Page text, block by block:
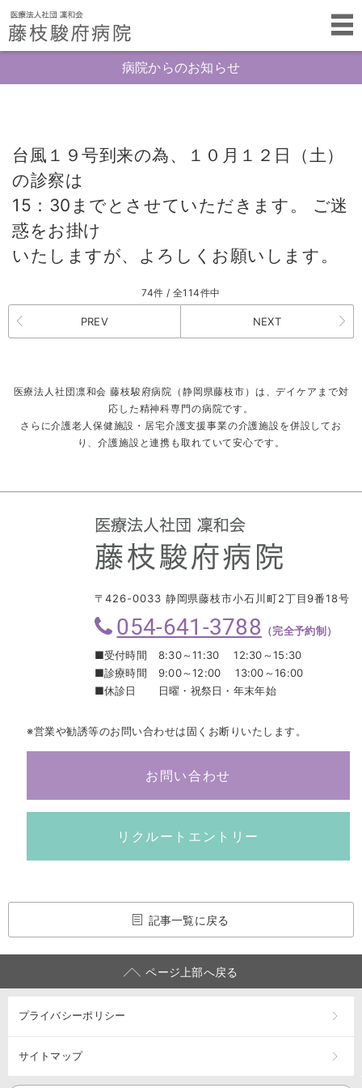
病院からのお知らせ
台風１９号到来の為、１０月１２日（土）
の診察は
15：30までとさせていただきます。 ご迷
惑をお掛け
いたしますが、よろしくお願いします。
74件 / 全114件中
PREV NEXT
医療法人社団凛和会 藤枝駿府病院（静岡県藤枝市）は、デイケアまで対
応した精神科専門の病院です。
さらに介護老人保健施設・居宅介護支援事業の介護施設を併設してお
り、介護施設と連携も取れていて安心です。
〒426-0033 静岡県藤枝市小石川町2丁目9番18号
054-641-3788
（完全予約制）
■受付時間
8:30～11:30 12:30～15:30
■診療時間
9:00～12:00 13:00～16:00
■休診日
日曜・祝祭日・年末年始
※営業や勧誘等のお問い合わせは固くお断りいたします。
お問い合わせ
リクルートエントリー
記事一覧に戻る
ページ上部へ戻る
プライバシーポリシー
サイトマップ